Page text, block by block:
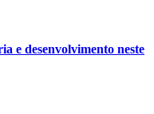
e desenvolvimento neste